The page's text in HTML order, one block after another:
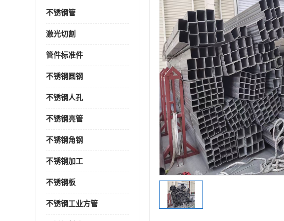
不锈钢管
激光切割
管件标准件
不锈钢圆钢
不锈钢人孔
不锈钢亮管
不锈钢角钢
不锈钢加工
不锈钢板
不锈钢工业方管